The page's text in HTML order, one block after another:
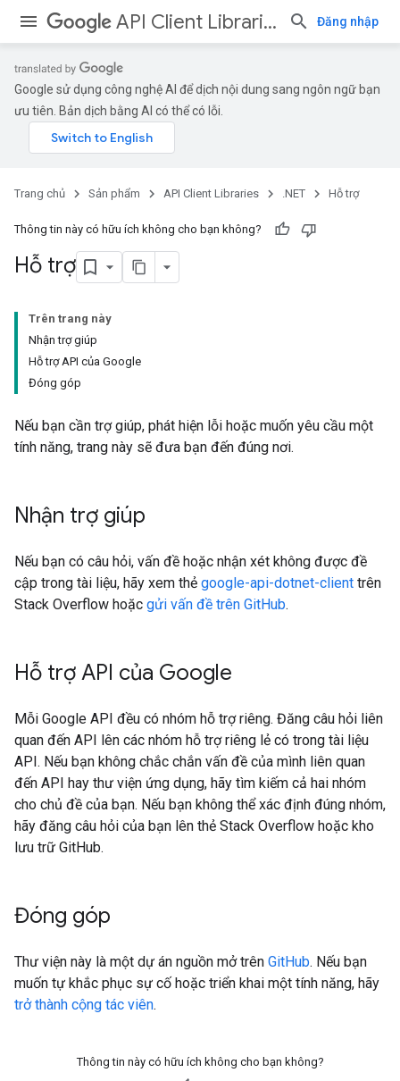
API Client Libraries Đăng nhập
Google sử dụng công nghệ AI để dịch nội dung sang ngôn ngữ bạn
ưu tiên. Bản dịch bằng AI có thể có lỗi.
Trang chủ Sản phẩm API Client Libraries .NET Hỗ trợ
Thông tin này có hữu ích không cho bạn không?
Hỗ trợ
Trên trang này
Nhận trợ giúp
Hỗ trợ API của Google
Đóng góp
Nếu bạn cần trợ giúp, phát hiện lỗi hoặc muốn yêu cầu một
tính năng, trang này sẽ đưa bạn đến đúng nơi.
Nhận trợ giúp
Nếu bạn có câu hỏi, vấn đề hoặc nhận xét không được đề
cập trong tài liệu, hãy xem thẻ google-api-dotnet-client trên
Stack Overflow hoặc gửi vấn đề trên GitHub.
Hỗ trợ API của Google
Mỗi Google API đều có nhóm hỗ trợ riêng. Đăng câu hỏi liên
quan đến API lên các nhóm hỗ trợ riêng lẻ có trong tài liệu
API. Nếu bạn không chắc chắn vấn đề của mình liên quan
đến API hay thư viện ứng dụng, hãy tìm kiếm cả hai nhóm
cho chủ đề của bạn. Nếu bạn không thể xác định đúng nhóm,
hãy đăng câu hỏi của bạn lên thẻ Stack Overflow hoặc kho
lưu trữ GitHub.
Đóng góp
Thư viện này là một dự án nguồn mở trên GitHub. Nếu bạn
muốn tự khắc phục sự cố hoặc triển khai một tính năng, hãy
trở thành cộng tác viên.
Thông tin này có hữu ích không cho bạn không?